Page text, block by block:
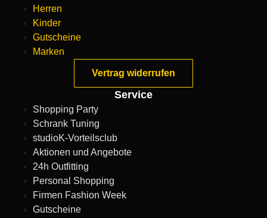
Herren
Kinder
Gutscheine
Marken
Vertrag widerrufen
Service
Shopping Party
Schrank Tuning
studioK-Vorteilsclub
Aktionen und Angebote
24h Outfitting
Personal Shopping
Firmen Fashion Week
Gutscheine